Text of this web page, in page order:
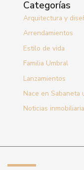
Categorías
Arquitectura y
Arrendamientos
Estilo de vida
Familia Umbral
Lanzamientos
Nace en Sabaneta
Noticias